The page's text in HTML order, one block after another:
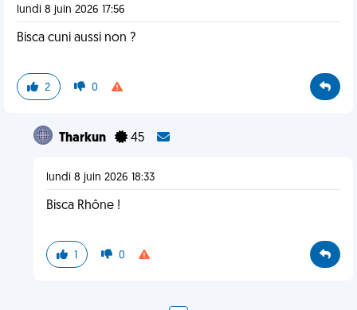
lundi 8 juin 2026 17:56
Bisca cuni aussi non ?
2 0
Tharkun 45
lundi 8 juin 2026 18:33
Bisca Rhône !
1 0